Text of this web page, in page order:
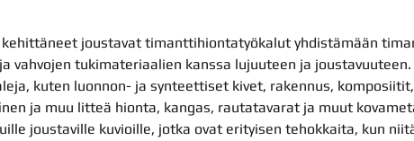
joustavat timanttihiontatyökalut yhdistämään
vahvojen tukimateriaalien kanssa lujuuteen ja
kuten luonnon- ja synteettiset kivet, rakennus,
ja muu litteä hionta, kangas, rautatavarat ja muut
joustaville kuvioille, jotka ovat erityisen tehokkaita, kun